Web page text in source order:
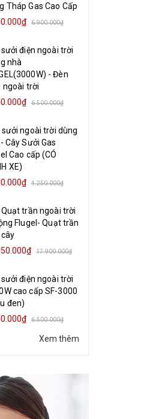
Tháp Gas Cao Cấp
6.900.000₫
sưởi điện ngoài trời
nhà
- Đèn
ngoài trời
6.500.000₫
ngoài trời dùng
Cây Sưởi Gas
Cao cấp (CÓ
XE)
4.250.000₫
Quạt trần ngoài trời
Flugel- Quạt trần
17.900.000₫
sưởi điện ngoài trời
cao cấp SF-3000
đen)
6.500.000₫
Xem thêm